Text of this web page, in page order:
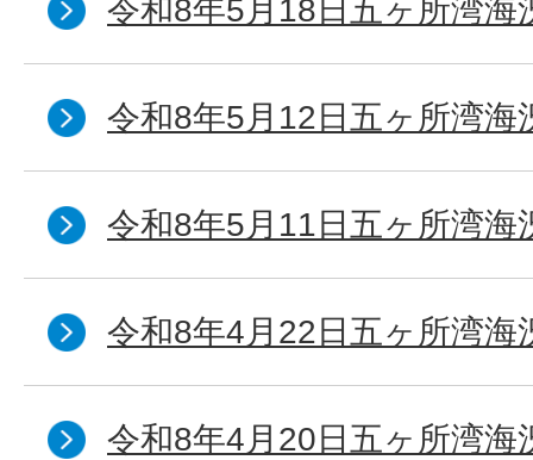
令和8年5月18日五ヶ所湾海
令和8年5月12日五ヶ所湾海
令和8年5月11日五ヶ所湾海
令和8年4月22日五ヶ所湾海
令和8年4月20日五ヶ所湾海